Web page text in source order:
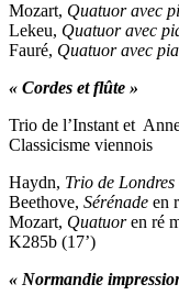
Mozart, Quatuor avec
Lekeu, Quatuor avec
Fauré, Quatuor avec
« Cordes et flûte »
Trio de l’Instant et
Classicisme viennois
Haydn, Trio de Londres
Beethove, Sérénade en
Mozart, Quatuoren ré
K285b (17’)
« Normandie